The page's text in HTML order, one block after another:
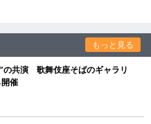
もっと見る
の共演 歌舞伎座そばのギャラリ
催